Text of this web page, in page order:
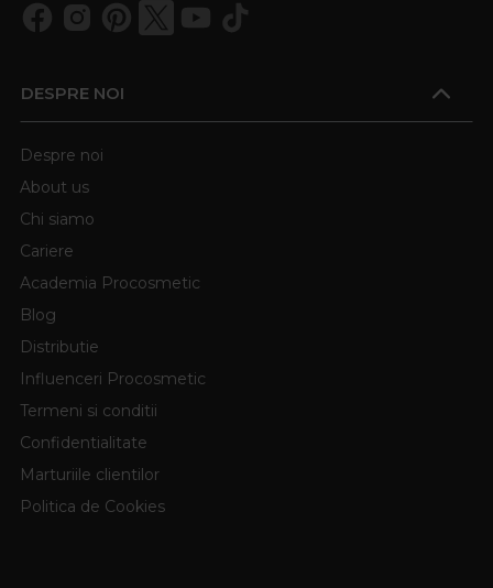
DESPRE NOI
Despre noi
About us
Chi siamo
Cariere
Academia Procosmetic
Blog
Distributie
Influenceri Procosmetic
Termeni si conditii
Confidentialitate
Marturiile clientilor
Politica de Cookies